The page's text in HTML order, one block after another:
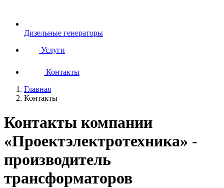
Дизельные генераторы
Услуги
Контакты
Главная
Контакты
Контакты компании
«Проектэлектротехника» -
производитель
трансформаторов